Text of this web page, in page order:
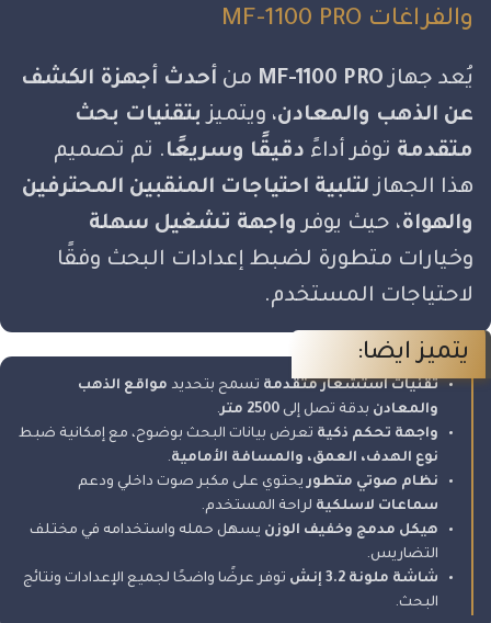
والفراغات MF-1100 PRO
يُعد جهازMF-1100 PRO من أحدث أجهزة الكشف
عن الذهب والمعادن، ويتميز بتقنيات بحث
متقدمة توفر أداءً دقيقًا وسريعًا. تم تصميم
هذا الجهازلتلبية احتياجات المنقبين المحترفين
والهواة، حيث يوفر واجهة تشغيل سهلة
وخيارات متطورة لضبط إعدادات البحث وفقًا
لاحتياجات المستخدم.
يتميز ايضا:
تقنيات استشعار متقدمة تسمح بتحديد مواقع الذهب
والمعادن بدقة تصل إلى 2500 متر.
واجهة تحكم ذكية تعرض بيانات البحث بوضوح، مع إمكانية ضبط
نوع الهدف، العمق، والمسافة الأمامية.
نظام صوتي متطوريحتوي على مكبر صوت داخلي ودعم
سماعات لاسلكية لراحة المستخدم.
هيكل مدمج وخفيف الوزن يسهل حمله واستخدامه في مختلف
التضاريس.
شاشة ملونة 3.2 إنش
توفر عرضًا واضحًا لجميع الإعدادات ونتائج
البحث.